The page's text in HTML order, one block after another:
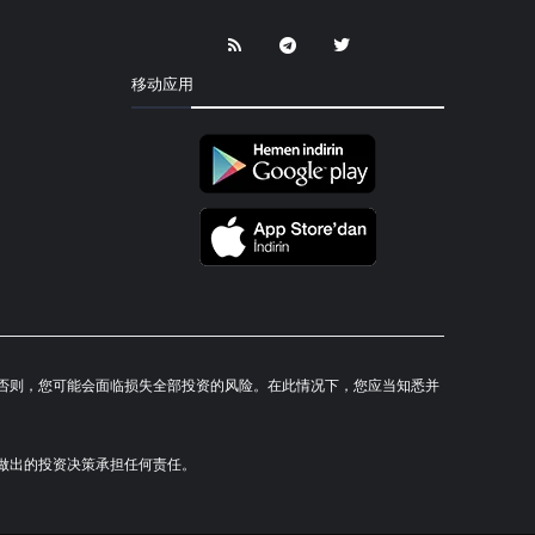
移动应用
，您可能会面临损失全部投资的风险。在此情况下，您应当知悉并
的投资决策承担任何责任。